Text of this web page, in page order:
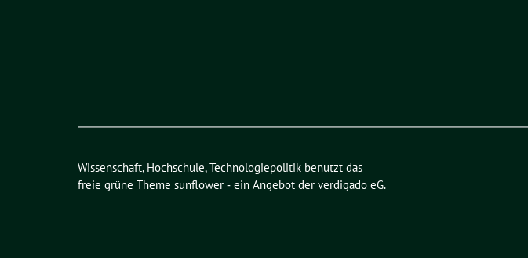
Wissenschaft, Hochschule, Technologiepolitik benutzt das
freie grüne Theme sunflower ‐ ein Angebot der verdigado eG.